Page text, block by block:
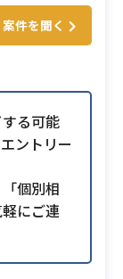
案件を聞く
る可能
ントリー
個別相
にご連